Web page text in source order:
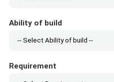
Ability of build
Requirement